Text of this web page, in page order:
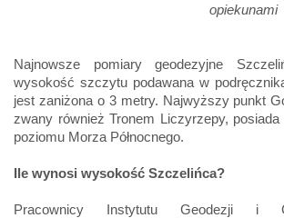
opiekunami
Najnowsze pomiary geodezyjne
wysokość szczytu podawana w
jest zaniżona o 3 metry. Najwyższy punkt
zwany również Tronem Liczyrzepy,
poziomu Morza Północnego.
Ile wynosi wysokość Szczelińca?
Pracownicy Instytutu Geodezji i